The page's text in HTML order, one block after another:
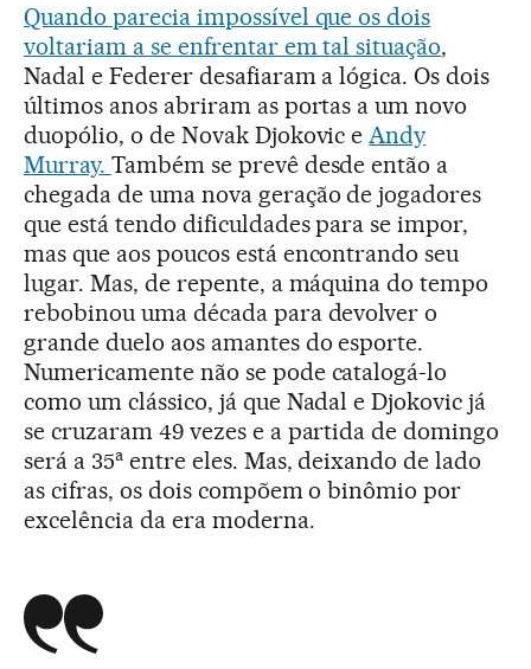
Quando parecia impossível que os dois
voltariam a se enfrentar em tal situação,
Nadal e Federer desafiaram a lógica. Os dois
últimos anos abriram as portas a um novo
duopólio, o de Novak Djokovic eAndy
Murray. Também se prevê desde então a
chegada de uma nova geração de jogadores
que está tendo dificuldades para se impor,
mas que aos poucos está encontrando seu
lugar. Mas, de repente, a máquina do tempo
rebobinou uma década para devolver o
grande duelo aos amantes do esporte.
Numericamente não se pode catalogá-lo
como um clássico, já que Nadal e Djokovic já
se cruzaram 49 vezes e a partida de domingo
será a 35aentre eles. Mas, deixando de lado
as cifras, os dois compõem o binômio por
excelência da era moderna.